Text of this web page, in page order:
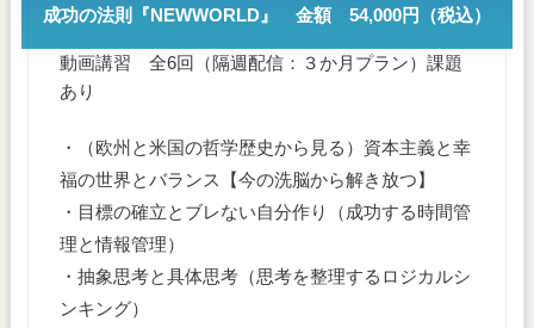
成功の法則『NEWWORLD』 金額 54,000円（税込）
動画講習 全6回（隔週配信：３か月プラン）課題
あり
・（欧州と米国の哲学歴史から見る）資本主義と幸
福の世界とバランス【今の洗脳から解き放つ】
・目標の確立とブレない自分作り（成功する時間管
理と情報管理）
・抽象思考と具体思考（思考を整理するロジカルシ
ンキング）